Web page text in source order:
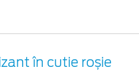
în cutie roșie